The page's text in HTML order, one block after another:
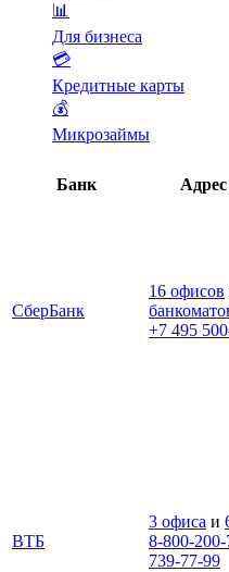
📊
Для бизнеса
💳
Кредитные карты
💰
Микрозаймы
Банк
СберБанк
16 офисов
+7 495
ВТБ
3 офиса и
8-800-
739-77-99